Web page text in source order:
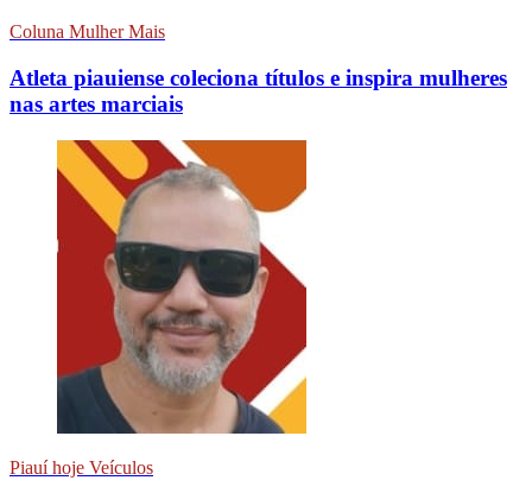
Coluna Mulher Mais
Atleta piauiense coleciona títulos e inspira mulheres
nas artes marciais
Piauí hoje Veículos